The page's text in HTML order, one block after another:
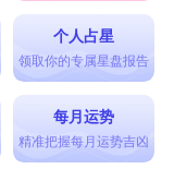
个人占星
领取你的专属星盘报告
每月运势
精准把握每月运势吉凶